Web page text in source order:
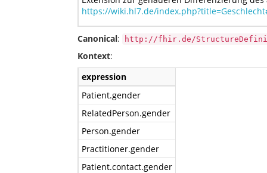
https://wiki.hl7.de/
Canonical: http://fhir.de/
Kontext:
expression
Patient.gender
RelatedPerson.gender
Person.gender
Practitioner.gender
Patient.contact.gender